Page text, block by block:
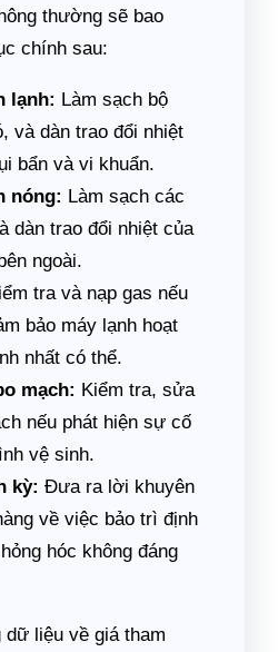
thường sẽ bao
chính sau:
lạnh: Làm sạch bộ
và dàn trao đổi nhiệt
bẩn và vi khuẩn.
nóng: Làm sạch các
dàn trao đổi nhiệt của
ngoài.
tra và nạp gas nếu
bảo máy lạnh hoạt
nhất có thể.
mạch: Kiểm tra, sửa
nếu phát hiện sự cố
vệ sinh.
kỳ: Đưa ra lời khuyên
về việc bảo trì định
hóc không đáng
liệu về giá tham